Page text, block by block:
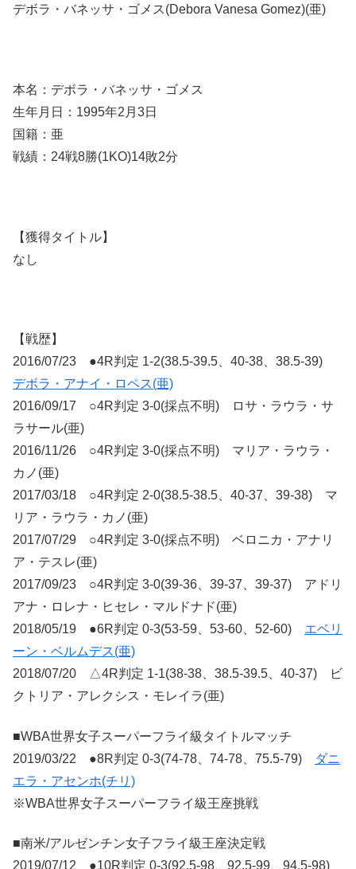
デボラ・バネッサ・ゴメス(Debora Vanesa Gomez)(亜)
本名：デボラ・バネッサ・ゴメス
生年月日：1995年2月3日
国籍：亜
戦績：24戦8勝(1KO)14敗2分
【獲得タイトル】
なし
【戦歴】
2016/07/23 ●4R判定 1-2(38.5-39.5、40-38、38.5-39)
デボラ・アナイ・ロペス(亜)
2016/09/17 ○4R判定 3-0(採点不明) ロサ・ラウラ・サ
ラサール(亜)
2016/11/26 ○4R判定 3-0(採点不明) マリア・ラウラ・
カノ(亜)
2017/03/18 ○4R判定 2-0(38.5-38.5、40-37、39-38) マ
リア・ラウラ・カノ(亜)
2017/07/29 ○4R判定 3-0(採点不明) ベロニカ・アナリ
ア・テスレ(亜)
2017/09/23 ○4R判定 3-0(39-36、39-37、39-37) アドリ
アナ・ロレナ・ヒセレ・マルドナド(亜)
2018/05/19 ●6R判定 0-3(53-59、53-60、52-60) エベリ
ーン・ベルムデス(亜)
2018/07/20 △4R判定 1-1(38-38、38.5-39.5、40-37) ビ
クトリア・アレクシス・モレイラ(亜)
■WBA世界女子スーパーフライ級タイトルマッチ
2019/03/22 ●8R判定 0-3(74-78、74-78、75.5-79)
ダニ
エラ・アセンホ(チリ)
※WBA世界女子スーパーフライ級王座挑戦
■南米/アルゼンチン女子フライ級王座決定戦
2019/07/12 ●10R判定 0-3(92.5-98、92.5-99、94.5-98)